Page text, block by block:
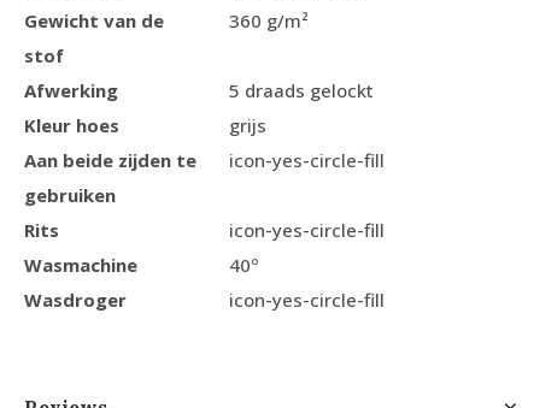
Gewicht van de
stof
360 g/m²
Afwerking
5 draads gelockt
Kleur hoes
grijs
Aan beide zijden te
gebruiken
icon-yes-circle-fill
Rits
icon-yes-circle-fill
Wasmachine
40º
Wasdroger
icon-yes-circle-fill